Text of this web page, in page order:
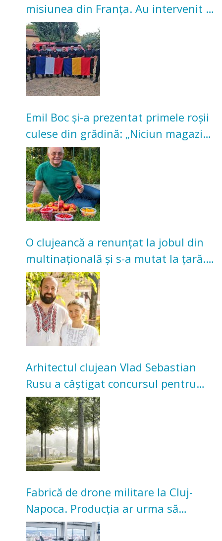
misiunea din Franța. Au intervenit la
incendii de vegetație și pădure
Emil Boc și-a prezentat primele roșii
culese din grădină: „Niciun magazin
nu poate oferi această satisfacție”
O clujeancă a renunțat la jobul din
multinațională și s-a mutat la țară.
Acum cultivă legume în grădina
bunicilor
Arhitectul clujean Vlad Sebastian
Rusu a câștigat concursul pentru
transformarea Grădinii Casei
Universitarilor
Fabrică de drone militare la Cluj-
Napoca. Producția ar urma să
înceapă în toamna acestui an